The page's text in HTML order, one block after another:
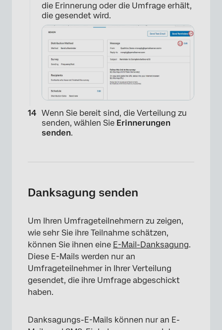
die Erinnerung oder die Umfrage erhält,
die gesendet wird.
Wenn Sie bereit sind, die Verteilung zu
senden, wählen Sie Erinnerungen
senden.
Danksagung senden
Um Ihren Umfrageteilnehmern zu zeigen,
wie sehr Sie ihre Teilnahme schätzen,
können Sie ihnen eine E-Mail-Danksagung.
Diese E-Mails werden nur an
Umfrageteilnehmer in Ihrer Verteilung
gesendet, die ihre Umfrage abgeschickt
haben.
Danksagungs-E-Mails können nur an E-